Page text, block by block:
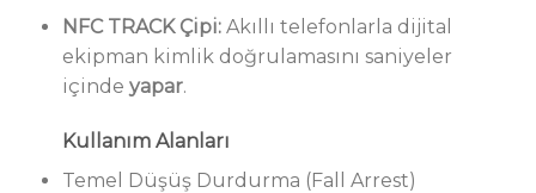
NFC TRACK Çipi:Akıllı telefonlarla dijital
ekipman kimlik doğrulamasını saniyeler
içinde yapar.
Kullanım Alanları
Temel Düşüş Durdurma (Fall Arrest)